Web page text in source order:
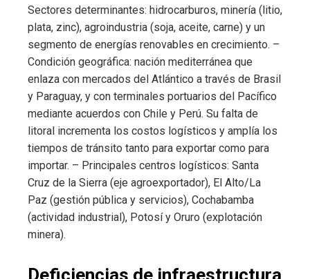
Sectores determinantes: hidrocarburos, minería (litio,
plata, zinc), agroindustria (soja, aceite, carne) y un
segmento de energías renovables en crecimiento. –
Condición geográfica: nación mediterránea que
enlaza con mercados del Atlántico a través de Brasil
y Paraguay, y con terminales portuarios del Pacífico
mediante acuerdos con Chile y Perú. Su falta de
litoral incrementa los costos logísticos y amplía los
tiempos de tránsito tanto para exportar como para
importar. – Principales centros logísticos: Santa
Cruz de la Sierra (eje agroexportador), El Alto/La
Paz (gestión pública y servicios), Cochabamba
(actividad industrial), Potosí y Oruro (explotación
minera).
Deficiencias de infraestructura